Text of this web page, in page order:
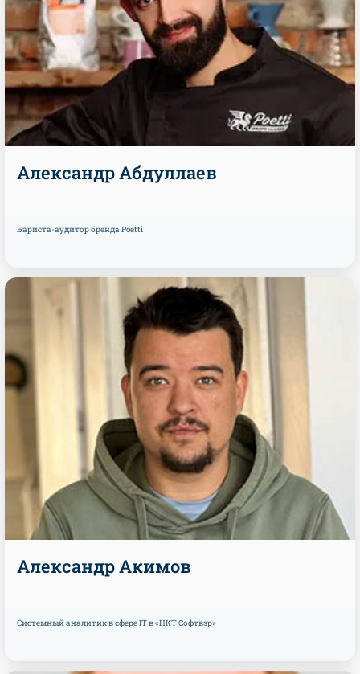
Александр Абдуллаев
Бариста-аудитор бренда Poetti
Александр Акимов
Системный аналитик в сфере IT в «НКТ Софтвэр»